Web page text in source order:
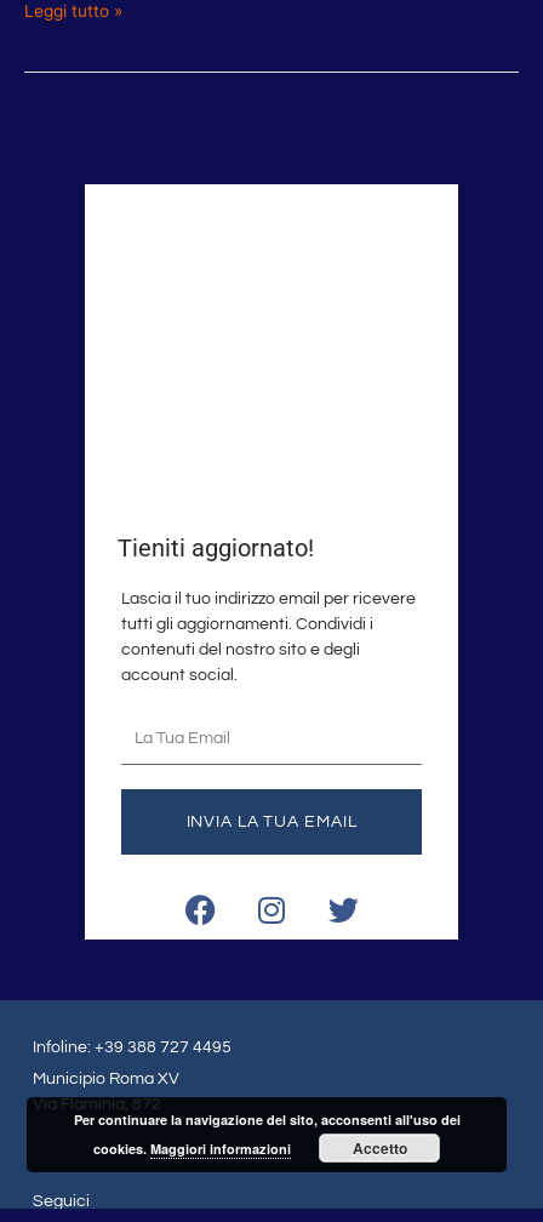
Leggi tutto »
Tieniti aggiornato!
Lascia il tuo indirizzo email per ricevere
tutti gli aggiornamenti. Condividi i
contenuti del nostro sito e degli
account social.
INVIA LA TUA EMAIL
F
a
o
k
I
n
a
m
T
w
Seguici
Infoline: +39 388 727 4495
Municipio Roma XV
Via Flaminia, 872
Per continuare la navigazione del sito, acconsenti all'uso dei
cookies.Maggiori informazioni Accetto